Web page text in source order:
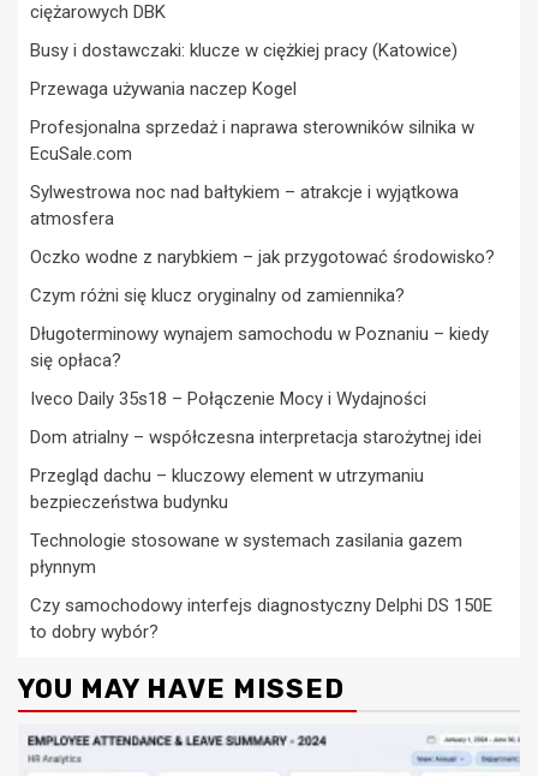
ciężarowych DBK
Busy i dostawczaki: klucze w ciężkiej pracy (Katowice)
Przewaga używania naczep Kogel
Profesjonalna sprzedaż i naprawa sterowników silnika w
EcuSale.com
Sylwestrowa noc nad bałtykiem – atrakcje i wyjątkowa
atmosfera
Oczko wodne z narybkiem – jak przygotować środowisko?
Czym różni się klucz oryginalny od zamiennika?
Długoterminowy wynajem samochodu w Poznaniu – kiedy
się opłaca?
Iveco Daily 35s18 – Połączenie Mocy i Wydajności
Dom atrialny – współczesna interpretacja starożytnej idei
Przegląd dachu – kluczowy element w utrzymaniu
bezpieczeństwa budynku
Technologie stosowane w systemach zasilania gazem
płynnym
Czy samochodowy interfejs diagnostyczny Delphi DS 150E
to dobry wybór?
YOU MAY HAVE MISSED